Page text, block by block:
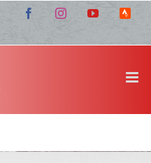
FacebookInstagramYouTube
Strava